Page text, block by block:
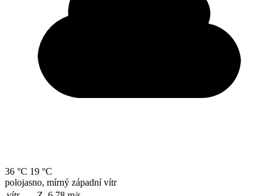
36 °C 19 °C
polojasno, mírný západní vítr